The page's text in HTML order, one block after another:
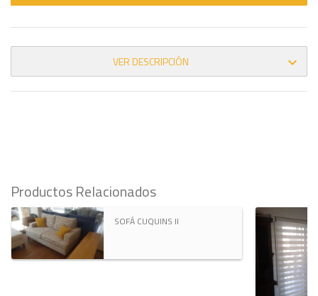
VER DESCRIPCIÓN 
Productos Relacionados
SOFÁ CUQUINS II